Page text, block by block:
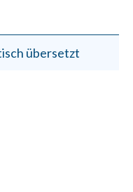
übersetzt